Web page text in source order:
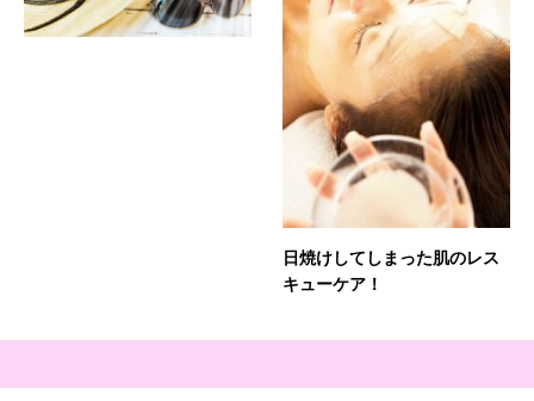
日焼けしてしまった肌のレス
キューケア！